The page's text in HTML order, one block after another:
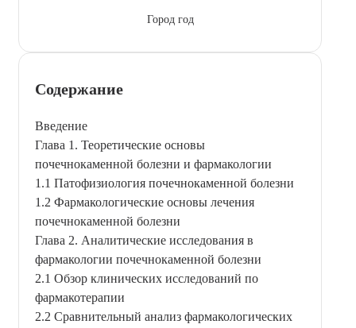
Город год
Содержание
Введение
Глава 1. Теоретические основы
почечнокаменной болезни и фармакологии
1.1 Патофизиология почечнокаменной болезни
1.2 Фармакологические основы лечения
почечнокаменной болезни
Глава 2. Аналитические исследования в
фармакологии почечнокаменной болезни
2.1 Обзор клинических исследований по
фармакотерапии
2.2 Сравнительный анализ фармакологических